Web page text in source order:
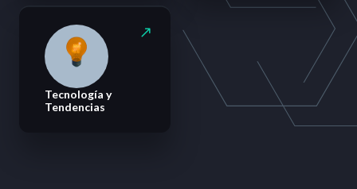
Tecnología y
Tendencias